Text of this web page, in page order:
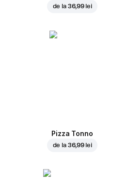
de la 36,99 lei
Pizza Tonno
de la 36,99 lei